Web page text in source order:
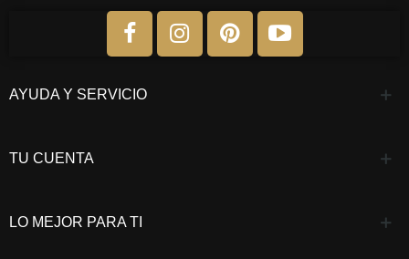
AYUDA Y SERVICIO
TU CUENTA
LO MEJOR PARA TI